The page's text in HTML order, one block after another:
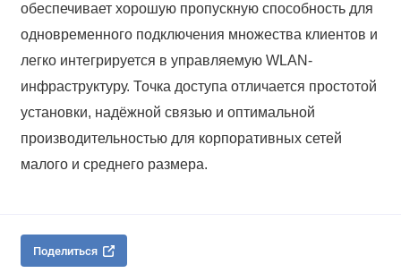
обеспечивает хорошую пропускную способность для
одновременного подключения множества клиентов и
легко интегрируется в управляемую WLAN-
инфраструктуру. Точка доступа отличается простотой
установки, надёжной связью и оптимальной
производительностью для корпоративных сетей
малого и среднего размера.
Поделиться